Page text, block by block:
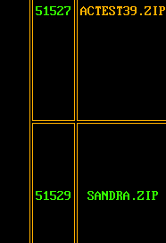
51527 ACTEST39.ZIP
51529 SANDRA.ZIP